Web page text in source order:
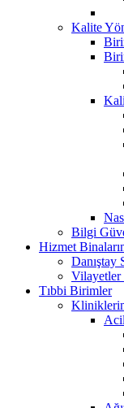
Kalite
Bilgi
Hizmet
Danıştay
Tıbbi Birimler